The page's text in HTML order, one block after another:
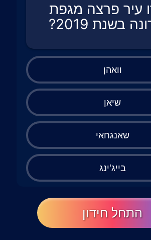
עיר פרצה מגפת
בשנת 2019?
וואהן
שיאן
שאנגחאי
בייג'ינג
התחל חידון